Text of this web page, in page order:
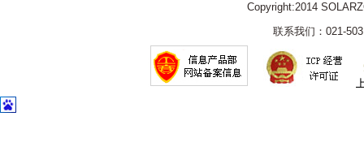
Copyright:2014
联系我们：021-